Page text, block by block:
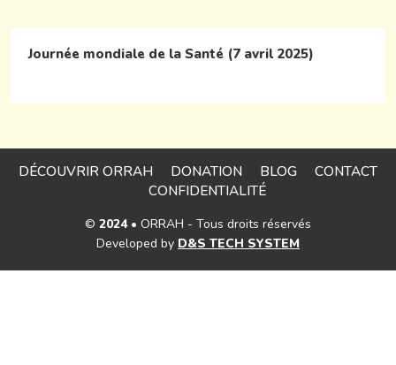
Journée mondiale de la Santé (7 avril 2025)
© 2024• ORRAH - Tous droits réservés
Developed by D&S TECH SYSTEM
DÉCOUVRIR ORRAH DONATION BLOG
CONTACT
CONFIDENTIALITÉ